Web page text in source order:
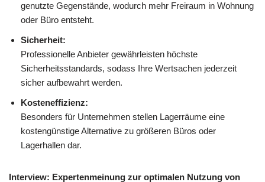
genutzte Gegenstände, wodurch mehr Freiraum in Wohnung
oder Büro entsteht.
Sicherheit:
Professionelle Anbieter gewährleisten höchste
Sicherheitsstandards, sodass Ihre Wertsachen jederzeit
sicher aufbewahrt werden.
Kosteneffizienz:
Besonders für Unternehmen stellen Lagerräume eine
kostengünstige Alternative zu größeren Büros oder
Lagerhallen dar.
Interview: Expertenmeinung zur optimalen Nutzung von